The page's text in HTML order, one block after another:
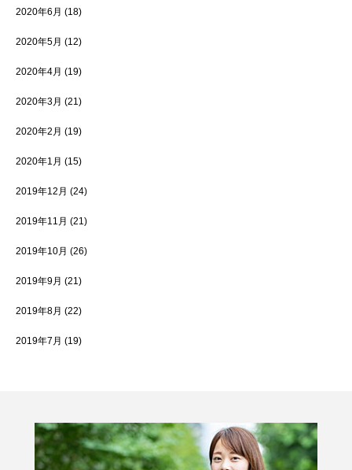
2020年6月 (18)
2020年5月 (12)
2020年4月 (19)
2020年3月 (21)
2020年2月 (19)
2020年1月 (15)
2019年12月 (24)
2019年11月 (21)
2019年10月 (26)
2019年9月 (21)
2019年8月 (22)
2019年7月 (19)